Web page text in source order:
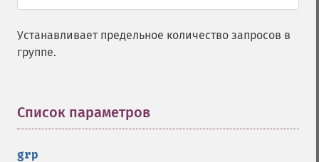
Устанавливает предельное количество запросов в
группе.
Список параметров
grp